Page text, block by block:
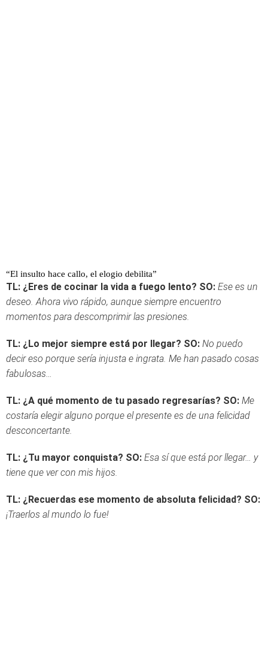
“El insulto hace callo, el elogio debilita”
TL: ¿Eres de cocinar la vida a fuego lento? SO: Ese es un
deseo. Ahora vivo rápido, aunque siempre encuentro
momentos para descomprimir las presiones.
TL: ¿Lo mejor siempre está por llegar? SO: No puedo
decir eso porque sería injusta e ingrata. Me han pasado cosas
fabulosas…
TL: ¿A qué momento de tu pasado regresarías? SO: Me
costaría elegir alguno porque el presente es de una felicidad
desconcertante.
TL: ¿Tu mayor conquista? SO: Esa sí que está por llegar… y
tiene que ver con mis hijos.
TL: ¿Recuerdas ese momento de absoluta felicidad? SO:
¡Traerlos al mundo lo fue!